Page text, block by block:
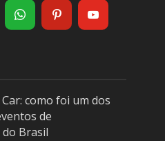
Car: como foi um dos
de
Brasil